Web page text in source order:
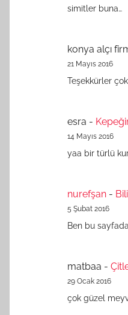
simitler buna…
konya alçı
21 Mayıs 2016
Teşekkürler
esra -
14 Mayıs 2016
yaa bir türlü
nurefşan -
5 Şubat 2016
Ben bu
matbaa -
29 Ocak 2016
çok güzel